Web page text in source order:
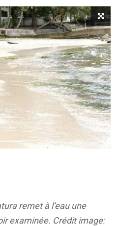
remet à l’eau une
examinée. Crédit image: